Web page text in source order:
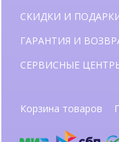
СКИДКИ И
ГАРАНТИЯ И
СЕРВИСНЫЕ
Корзина товаров